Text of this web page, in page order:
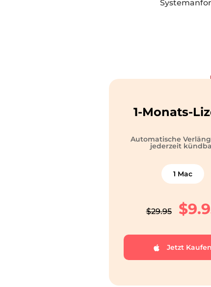
1-Monats-
Automatische
jederzeit
1 Mac
$29.95
Jetzt Kaufen